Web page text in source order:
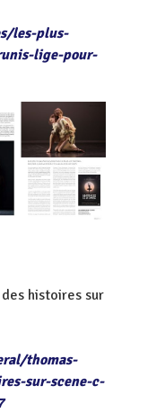
les-plus-
lige-pour-
histoires sur
thomas-
sur-scene-c-